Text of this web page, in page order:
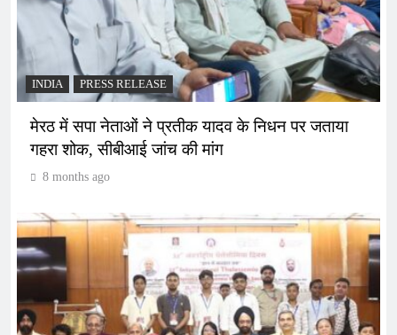
INDIA PRESS RELEASE
मेरठ में सपा नेताओं ने प्रतीक यादव के निधन पर जताया
गहरा शोक, सीबीआई जांच की मांग
8 months ago